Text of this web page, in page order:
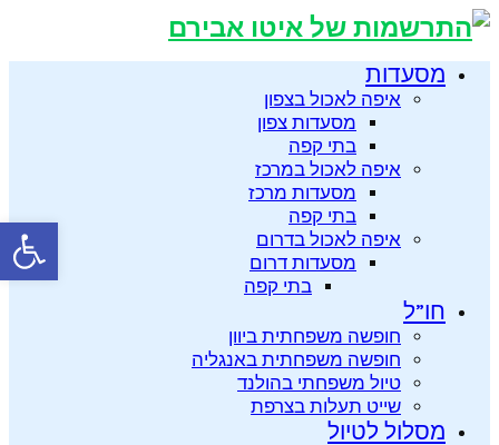
מסעדות
איפה לאכול בצפון
מסעדות צפון
בתי קפה
איפה לאכול במרכז
מסעדות מרכז
בתי קפה
איפה לאכול בדרום
מסעדות דרום
בתי קפה
חו”ל
חופשה משפחתית ביוון
חופשה משפחתית באנגליה
טיול משפחתי בהולנד
שייט תעלות בצרפת
מסלול לטיול
פתח